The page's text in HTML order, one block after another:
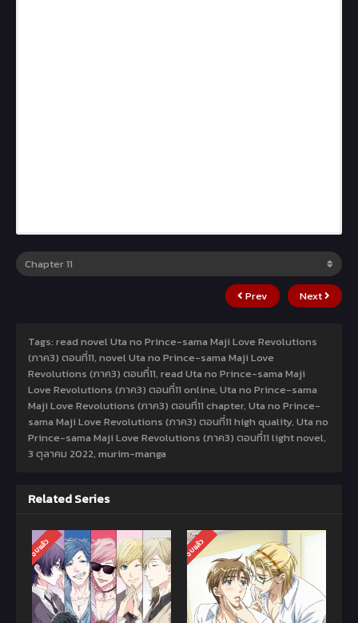
Prev Next
Tags: read novel Uta no Prince-sama Maji Love Revolutions
(ภาค3) ตอนที่11, novel Uta no Prince-sama Maji Love
Revolutions (ภาค3) ตอนที่11, read Uta no Prince-sama Maji
Love Revolutions (ภาค3) ตอนที่11 online, Uta no Prince-sama
Maji Love Revolutions (ภาค3) ตอนที่11 chapter, Uta no Prince-
sama Maji Love Revolutions (ภาค3) ตอนที่11 high quality, Uta no
Prince-sama Maji Love Revolutions (ภาค3) ตอนที่11 light novel,
3 ตุลาคม 2022, murim-manga
Related Series
จบแล้ว จบแล้ว